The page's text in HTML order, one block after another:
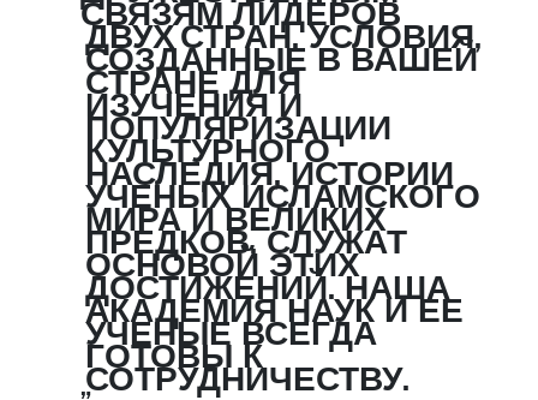
СВЯЗЯМ ЛИДЕРОВ
ДВУХ СТРАН. УСЛОВИЯ,
СОЗДАННЫЕ В ВАШЕЙ
СТРАНЕ ДЛЯ
ИЗУЧЕНИЯ И
ПОПУЛЯРИЗАЦИИ
КУЛЬТУРНОГО
НАСЛЕДИЯ, ИСТОРИИ
УЧЕНЫХ ИСЛАМСКОГО
МИРА И ВЕЛИКИХ
ПРЕДКОВ, СЛУЖАТ
ОСНОВОЙ ЭТИХ
ДОСТИЖЕНИЙ. НАША
АКАДЕМИЯ НАУК И ЕЕ
УЧЕНЫЕ ВСЕГДА
ГОТОВЫ К
СОТРУДНИЧЕСТВУ.